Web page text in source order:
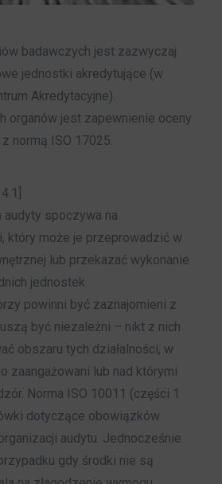
badawczych jest zazwyczaj
jednostki akredytujące (w
Akredytacyjne).
organów jest zapewnienie oceny
normą ISO 17025.
spoczywa na
który może je przeprowadzić w
lub przekazać wykonanie
jednostek
powinni być zaznajomieni z
być niezależni – nikt z nich
obszaru tych działalności, w
zaangażowani lub nad którymi
Norma ISO 10011 (części 1
dotyczące obowiązków
audytu. Jednocześnie
gdy środki nie są